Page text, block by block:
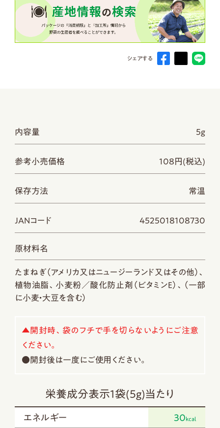
シェアする
内容量 5g
参考小売価格 108円(税込)
保存方法 常温
JANコード 4525018108730
原材料名
たまねぎ（アメリカ又はニュージーランド又はその他）、
植物油脂、小麦粉／酸化防止剤（ビタミンＥ）、（一部
に小麦・大豆を含む）
▲開封時、袋のフチで手を切らないようにご注意
ください。
●開封後は一度にご使用ください。
栄養成分表示1袋(5g)当たり
エネルギー 30kcal